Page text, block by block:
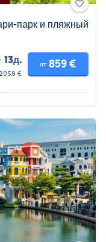
парк и пляжный
13д.
€
от 859 €